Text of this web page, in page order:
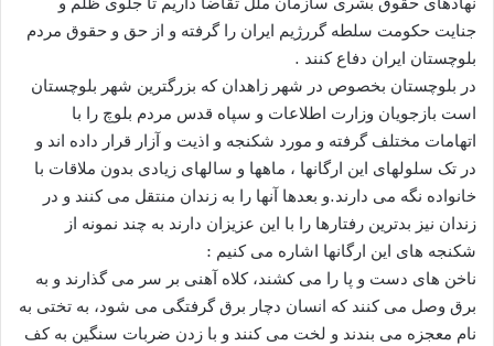
جنایت حکومت سلطه گررژیم ایران را گرفته و از حق و حقوق مردم
بلوچستان ایران دفاع کنند .
در بلوچستان بخصوص در شهر زاهدان که بزرگترین شهر بلوچستان
است بازجویان وزارت اطلاعات و سپاه قدس مردم بلوچ را با
اتهامات مختلف گرفته و مورد شکنجه و اذیت و آزار قرار داده اند و
در تک سلولهای این ارگانها ، ماهها و سالهای زیادی بدون ملاقات با
خانواده نگه می دارند.و بعدها آنها را به زندان منتقل می کنند و در
زندان نیز بدترین رفتارها را با این عزیزان دارند به چند نمونه از
شکنجه های این ارگانها اشاره می کنیم :
ناخن های دست و پا را می کشند، کلاه آهنی بر سر می گذارند و به
برق وصل می کنند که انسان دچار برق گرفتگی می شود، به تختی به
نام معجزه می بندند و لخت می کنند و با زدن ضربات سنگین به کف